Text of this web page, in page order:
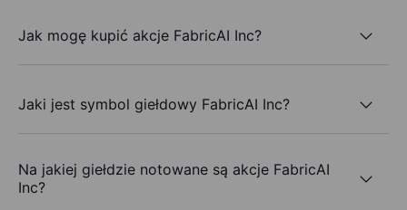
Jak mogę kupić akcje FabricAI Inc?
Jaki jest symbol giełdowy FabricAI Inc?
Na jakiej giełdzie notowane są akcje FabricAI
Inc?